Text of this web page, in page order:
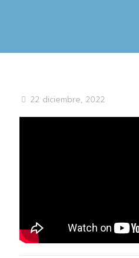
22 diciembre, 2022